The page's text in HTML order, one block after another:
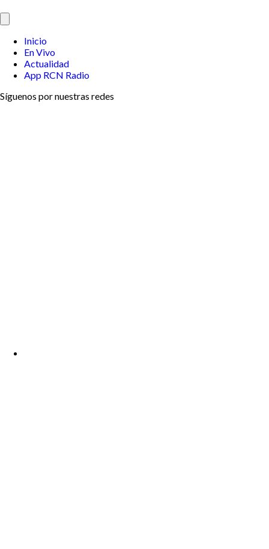
Inicio
En Vivo
Actualidad
App RCN Radio
Síguenos por nuestras redes